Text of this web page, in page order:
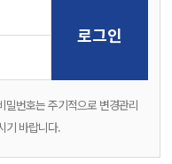
밀번호는 주기적으로 변경관리
기 바랍니다.